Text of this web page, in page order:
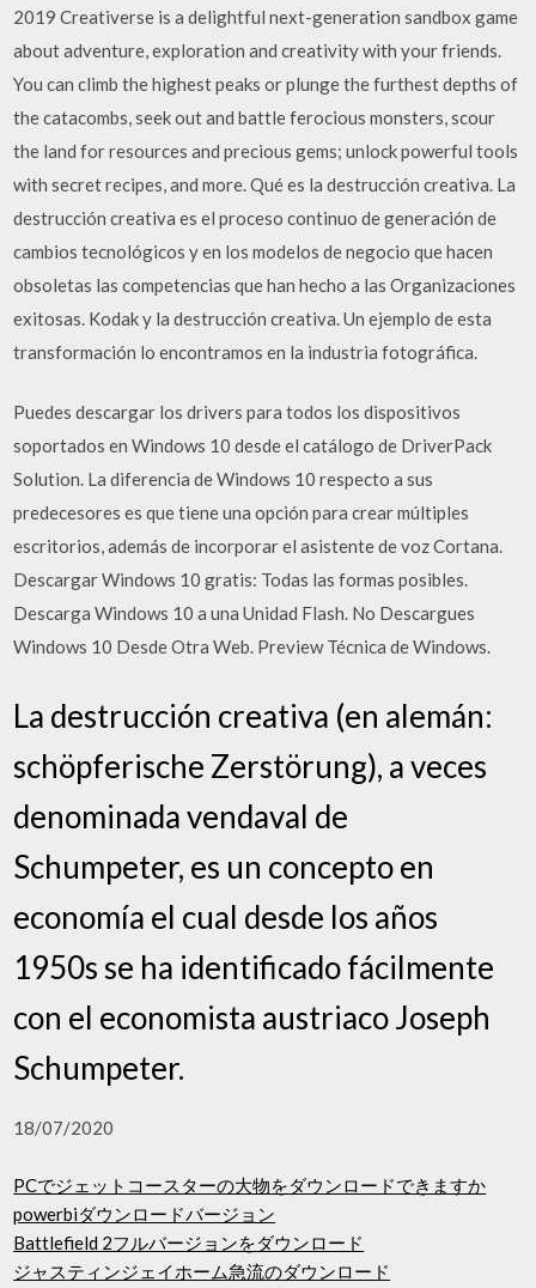
2019 Creativerse is a delightful next-generation sandbox game
about adventure, exploration and creativity with your friends.
You can climb the highest peaks or plunge the furthest depths of
the catacombs, seek out and battle ferocious monsters, scour
the land for resources and precious gems; unlock powerful tools
with secret recipes, and more. Qué es la destrucción creativa. La
destrucción creativa es el proceso continuo de generación de
cambios tecnológicos y en los modelos de negocio que hacen
obsoletas las competencias que han hecho a las Organizaciones
exitosas. Kodak y la destrucción creativa. Un ejemplo de esta
transformación lo encontramos en la industria fotográfica.
Puedes descargar los drivers para todos los dispositivos
soportados en Windows 10 desde el catálogo de DriverPack
Solution. La diferencia de Windows 10 respecto a sus
predecesores es que tiene una opción para crear múltiples
escritorios, además de incorporar el asistente de voz Cortana.
Descargar Windows 10 gratis: Todas las formas posibles.
Descarga Windows 10 a una Unidad Flash. No Descargues
Windows 10 Desde Otra Web. Preview Técnica de Windows.
La destrucción creativa (en alemán:
schöpferische Zerstörung), a veces
denominada vendaval de
Schumpeter, es un concepto en
economía el cual desde los años
1950s se ha identificado fácilmente
con el economista austriaco Joseph
Schumpeter.
18/07/2020
PCでジェットコースターの大物をダウンロードできますか
powerbiダウンロードバージョン
Battlefield 2フルバージョンをダウンロード
ジャスティンジェイホーム急流のダウンロード